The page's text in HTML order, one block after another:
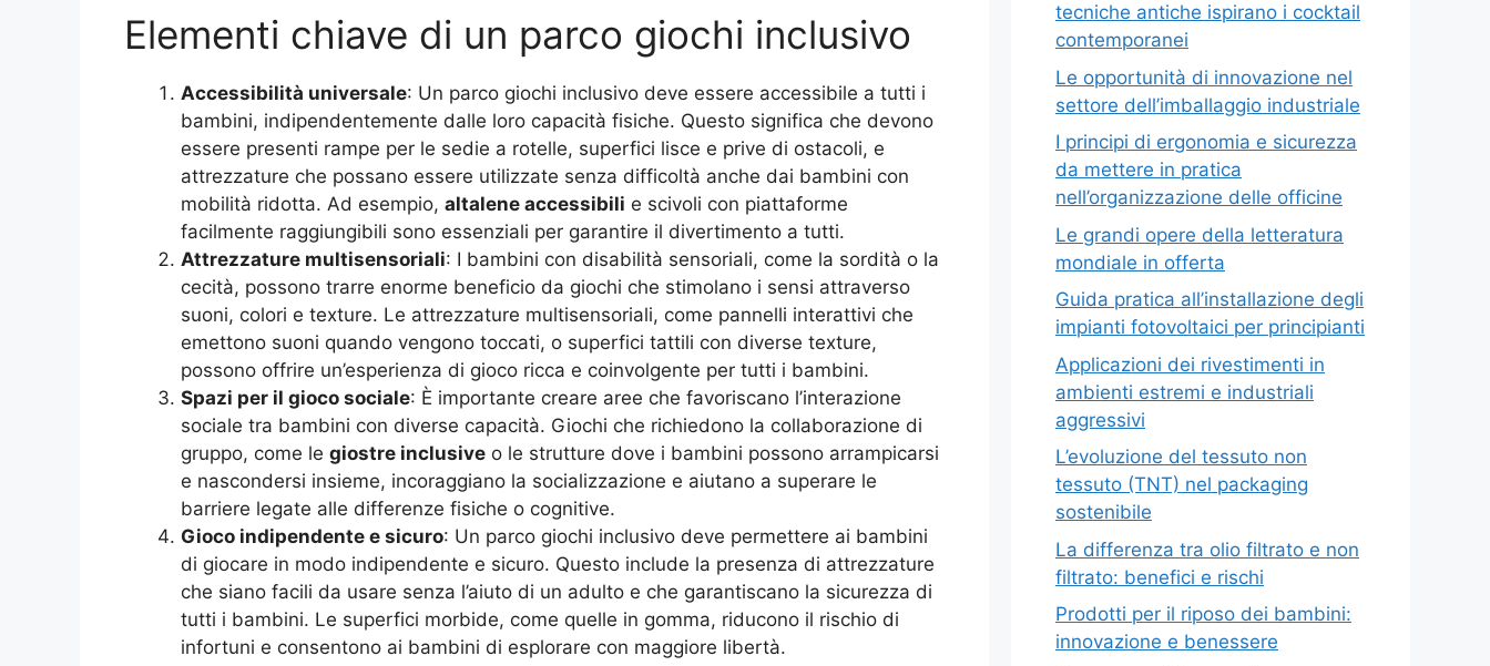
Elementi chiave di un parco giochi inclusivo
Accessibilità universale: Un parco giochi inclusivo deve essere accessibile a tutti i
bambini, indipendentemente dalle loro capacità fisiche. Questo significa che devono
essere presenti rampe per le sedie a rotelle, superfici lisce e prive di ostacoli, e
attrezzature che possano essere utilizzate senza difficoltà anche dai bambini con
mobilità ridotta. Ad esempio, altalene accessibili e scivoli con piattaforme
facilmente raggiungibili sono essenziali per garantire il divertimento a tutti.
Attrezzature multisensoriali: I bambini con disabilità sensoriali, come la sordità o la
cecità, possono trarre enorme beneficio da giochi che stimolano i sensi attraverso
suoni, colori e texture. Le attrezzature multisensoriali, come pannelli interattivi che
emettono suoni quando vengono toccati, o superfici tattili con diverse texture,
possono offrire un’esperienza di gioco ricca e coinvolgente per tutti i bambini.
Spazi per il gioco sociale: È importante creare aree che favoriscano l’interazione
sociale tra bambini con diverse capacità. Giochi che richiedono la collaborazione di
gruppo, come le giostre inclusive o le strutture dove i bambini possono arrampicarsi
e nascondersi insieme, incoraggiano la socializzazione e aiutano a superare le
barriere legate alle differenze fisiche o cognitive.
Gioco indipendente e sicuro: Un parco giochi inclusivo deve permettere ai bambini
di giocare in modo indipendente e sicuro. Questo include la presenza di attrezzature
che siano facili da usare senza l’aiuto di un adulto e che garantiscano la sicurezza di
tutti i bambini. Le superfici morbide, come quelle in gomma, riducono il rischio di
infortuni e consentono ai bambini di esplorare con maggiore libertà.
tecniche antiche ispirano i cocktail
contemporanei
Le opportunità di innovazione nel
settore dell’imballaggio industriale
I principi di ergonomia e sicurezza
da mettere in pratica
nell’organizzazione delle officine
Le grandi opere della letteratura
mondiale in offerta
Guida pratica all’installazione degli
impianti fotovoltaici per principianti
Applicazioni dei rivestimenti in
ambienti estremi e industriali
aggressivi
L’evoluzione del tessuto non
tessuto (TNT) nel packaging
sostenibile
La differenza tra olio filtrato e non
filtrato: benefici e rischi
Prodotti per il riposo dei bambini:
innovazione e benessere